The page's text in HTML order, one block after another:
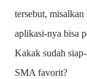
tersebut,
aplikasi-nya bisa
Kakak sudah
SMA favorit?